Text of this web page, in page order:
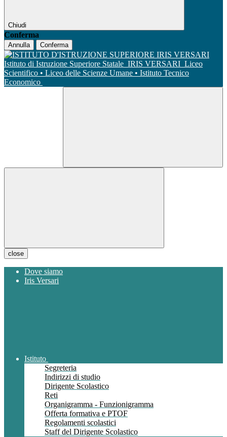
Chiudi
Conferma
Annulla Conferma
Istituto di Istruzione Superiore Statale IRIS VERSARI Liceo
Scientifico • Liceo delle Scienze Umane • Istituto Tecnico
Economico
close
Dove siamo
Iris Versari
Istituto
Segreteria
Indirizzi di studio
Dirigente Scolastico
Reti
Organigramma - Funzionigramma
Offerta formativa e PTOF
Regolamenti scolastici
Staff del Dirigente Scolastico